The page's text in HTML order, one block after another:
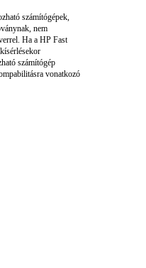
számítógépek,
nem
Ha a HP Fast
számítógép
vonatkozó